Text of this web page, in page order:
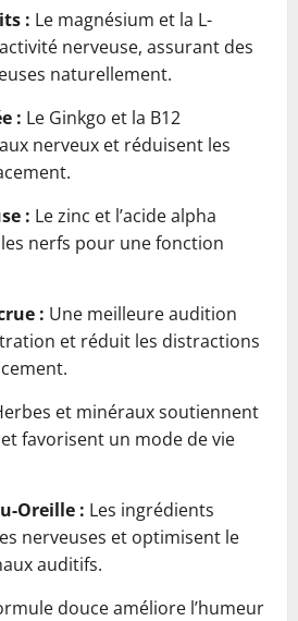
: Le magnésium et la L-
nerveuse, assurant des
naturellement.
: Le Ginkgo et la B12
nerveux et réduisent les
: Le zinc et l’acide alpha
nerfs pour une fonction
: Une meilleure audition
et réduit les distractions
et minéraux soutiennent
favorisent un mode de vie
Oreille : Les ingrédients
nerveuses et optimisent le
auditifs.
douce améliore l’humeur